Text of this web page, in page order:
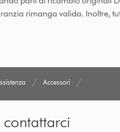
rimanga valida. Inoltre,
Accessori